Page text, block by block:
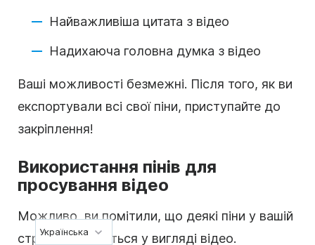
Найважливіша цитата з відео
Надихаюча головна думка з відео
Ваші можливості безмежні. Після того, як ви
експортували всі свої піни, приступайте до
закріплення!
Використання пінів для
просування відео
Можливо, ви помітили, що деякі піни у вашій
стрічці з'являються у вигляді відео.
Українська